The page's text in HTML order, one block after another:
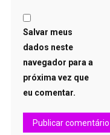
Salvar meus
dados neste
navegador para a
próxima vez que
eu comentar.